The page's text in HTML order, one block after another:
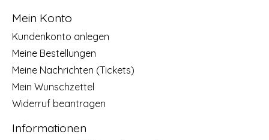
Mein Konto
Kundenkonto anlegen
Meine Bestellungen
Meine Nachrichten (Tickets)
Mein Wunschzettel
Widerruf beantragen
Informationen